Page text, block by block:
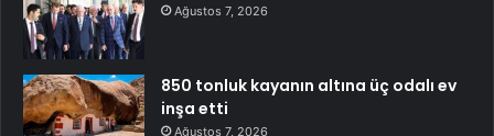
Ağustos 7, 2026
850 tonluk kayanın altına üç odalı ev
inşa etti
Ağustos 7, 2026